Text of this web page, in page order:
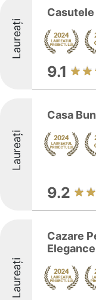
Laureați
9.1
Laureați
Casa
9.2
Laureați
Cazare
Elegance